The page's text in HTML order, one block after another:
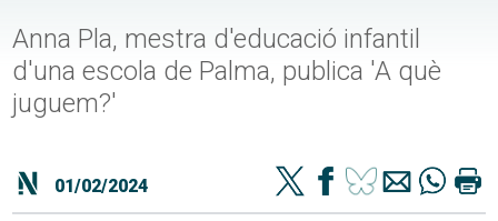
Anna Pla, mestra d'educació infantil
d'una escola de Palma, publica 'A què
juguem?'
01/02/2024